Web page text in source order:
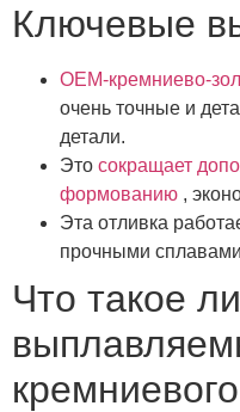
Ключевые
OEM-кремниево-
очень точные и
детали.
Это сокращает
формованию ,
Эта отливка
прочными
Что такое